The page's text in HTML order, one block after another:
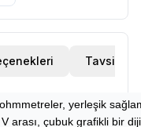
Tavsiye Et
yerleşik
çubuk grafikli bir